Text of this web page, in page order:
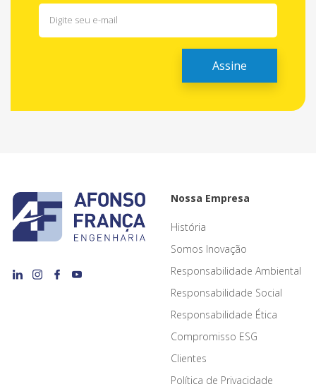
Nossa Empresa
História
Somos Inovação
Responsabilidade Ambiental
Responsabilidade Social
Responsabilidade Ética
Compromisso ESG
Clientes
Política de Privacidade